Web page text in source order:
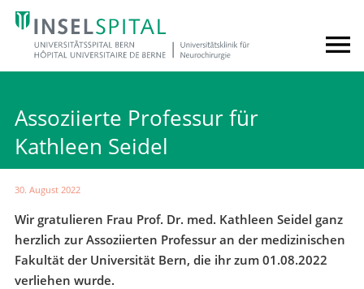
Assoziierte Professur für
Kathleen Seidel
30. August 2022
Wir gratulieren Frau Prof. Dr. med. Kathleen Seidel ganz
herzlich zur Assoziierten Professur an der medizinischen
Fakultät der Universität Bern, die ihr zum 01.08.2022
verliehen wurde.